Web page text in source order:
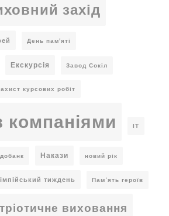
захід
День пам'яті
Екскурсія Завод Сокіл
курсових робіт
компаніями ІТ
Накази новий рік
тиждень Пам’ять героїв
виховання